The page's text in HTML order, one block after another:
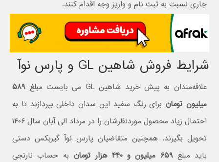
جاری نسبت به ثبت نام و واریز وجه اقدام کنند.
شرایط فروش شاهین GL و پارس نوآ
علاقه‌مندان به پیش خرید شاهین GL می بایست مبلغ
۵۸۹
میلیون تومان برای رنگ سفید این سدان داخلی بپردازند تا به
احتمال زیاد محصول موردنظرشان را در مرداد الی آبان سال ۱۴۰۶
تحویل بگیرند. همچنین متقاضیان پارس نوآ گیربکس دستی
باید مبلغ۶۵۹ میلیون و ۴۴۰ هزار تومان
به حساب نارنجی